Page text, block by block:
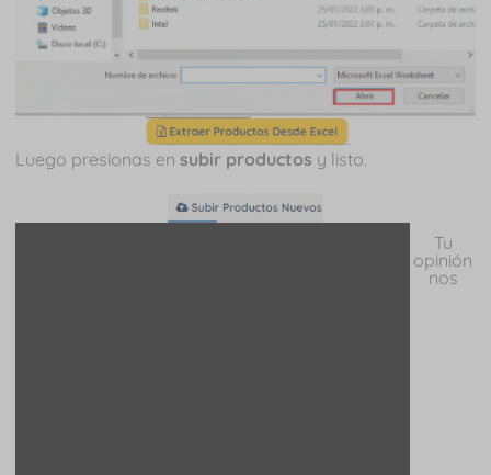
Luego presionas en subir productos y listo.
Tu
opinión
nos